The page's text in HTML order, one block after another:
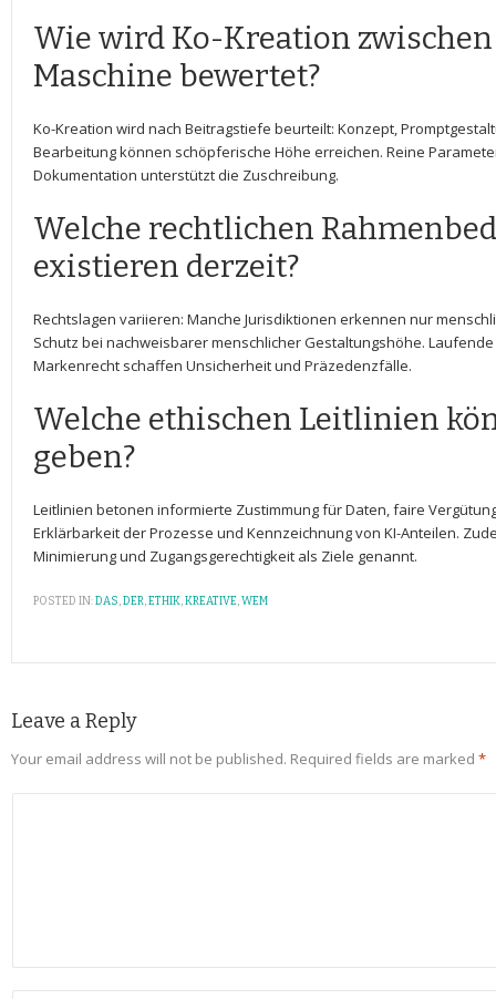
Wie wird Ko-Kreation
Maschine bewertet?
Ko-Kreation wird nach Beitragstiefe beurteilt: Konzept,
Bearbeitung können schöpferische ⁣Höhe⁢ erreichen. Reine
Dokumentation unterstützt die Zuschreibung.
Welche rechtlichen
existieren derzeit?
Rechtslagen variieren: Manche ⁢Jurisdiktionen erkennen nur
Schutz bei nachweisbarer menschlicher Gestaltungshöhe.
‍Markenrecht schaffen‍ Unsicherheit und Präzedenzfälle.
Welche ethischen Leitlinien
geben?
Leitlinien betonen informierte Zustimmung für ⁤Daten, faire
Erklärbarkeit der Prozesse und Kennzeichnung von KI-Anteilen.
Minimierung und Zugangsgerechtigkeit als Ziele genannt.
POSTED IN:DAS,DER,ETHIK,KREATIVE,WEM
Leave a Reply
Your email address will not be published. Required fields are marked *